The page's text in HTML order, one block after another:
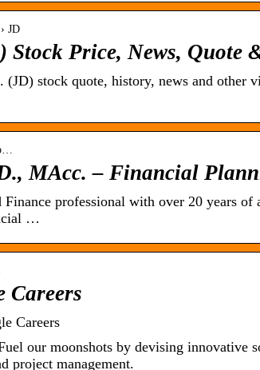
JD
Stock Price, News, Quote
(JD) stock quote, history, news and
MAcc. – Financial
Finance professional with over 20 years
…
Careers
Careers
our moonshots by devising innovative
project management.